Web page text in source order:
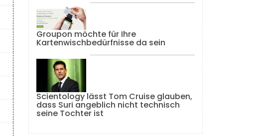
Groupon möchte für Ihre
Kartenwischbedürfnisse da sein
Scientology lässt Tom Cruise glauben,
dass Suri angeblich nicht technisch
seine Tochter ist